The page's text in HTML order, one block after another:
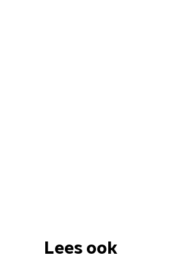
Lees ook